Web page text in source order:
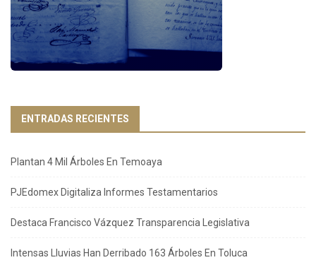
ENTRADAS RECIENTES
Plantan 4 Mil Árboles En Temoaya
PJEdomex Digitaliza Informes Testamentarios
Destaca Francisco Vázquez Transparencia Legislativa
Intensas Lluvias Han Derribado 163 Árboles En Toluca